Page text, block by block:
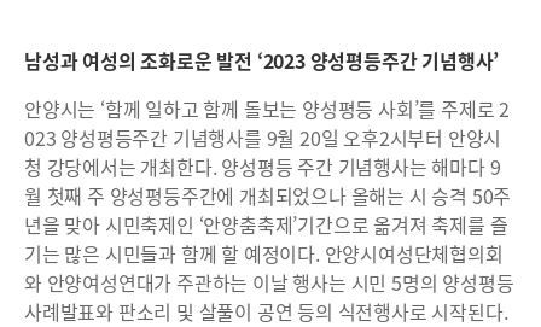
남성과 여성의 조화로운 발전 ‘2023 양성평등주간 기념행사’
안양시는 ‘함께 일하고 함께 돌보는 양성평등 사회’를 주제로 2
023 양성평등주간 기념행사를 9월 20일 오후2시부터 안양시
청 강당에서는 개최한다. 양성평등 주간 기념행사는 해마다 9
월 첫째 주 양성평등주간에 개최되었으나 올해는 시 승격 50주
년을 맞아 시민축제인 ‘안양춤축제’기간으로 옮겨져 축제를 즐
기는 많은 시민들과 함께 할 예정이다. 안양시여성단체협의회
와 안양여성연대가 주관하는 이날 행사는 시민 5명의 양성평등
사례발표와 판소리 및 살풀이 공연 등의 식전행사로 시작된다.